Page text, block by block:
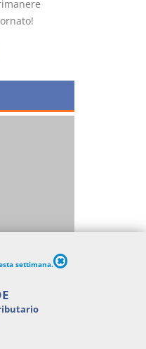
settimana.